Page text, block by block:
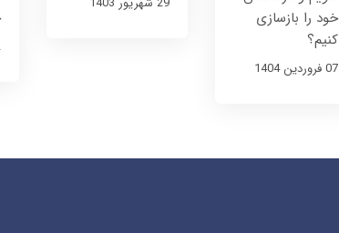
خود را بازسازی
کنیم؟
07 فروردین 1404